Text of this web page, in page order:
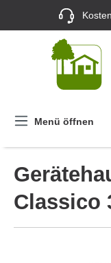
Menü öffnen
Classico